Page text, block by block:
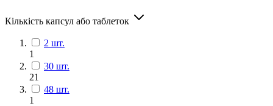
Кількість капсул або таблеток
2 шт.
1
30 шт.
21
48 шт.
1